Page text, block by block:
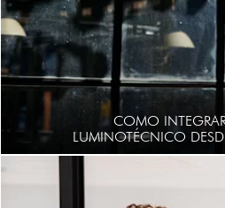
COMO
LUMINOTÉCNICO